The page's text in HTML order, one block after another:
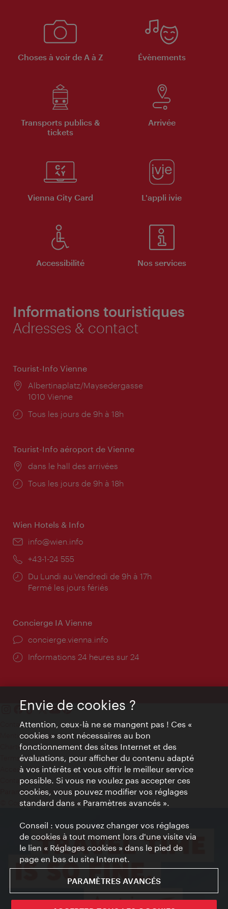
Choses à voir de A à Z Évènements
Transports publics &
tickets
Arrivée
Vienna City Card L'appli ivie
Accessibilité Nos services
Informations touristiques
Adresses & contact
Tourist-Info Vienne
Lieu:
Albertinaplatz/Maysedergasse
1010 Vienne
Horaires
Tous les jours de 9h à 18h
Tourist-Info aéroport de Vienne
Lieu:
dans le hall des arrivées
Horaires
Tous les jours de 9h à 18h
Wien Hotels & Info
E-
info@wien.info
Téléphone:
+43-1-24 555
Horaires
d'ouverture:
Du Lundi au Vendredi de 9h à 17h
Fermé les jours fériés
Concierge IA Vienne
Ort:
concierge.vienna.info
Öffnungszeiten:
Informations 24 heures sur 24
Contact
Mentions obligatoires
Charte sur le respect de la vie privée
Terms of Use
Accessibilité
Contact presse
Paramètres de cookies
© Copyright WienTourismus
Envie de cookies ?
Attention, ceux-là ne se mangent pas ! Ces «
cookies » sont nécessaires au bon
fonctionnement des sites Internet et des
évaluations, pour afficher du contenu adapté
à vos intérêts et vous offrir le meilleur service
possible. Si vous ne voulez pas accepter ces
cookies, vous pouvez modifier vos réglages
standard dans « Paramètres avancés ».
Conseil : vous pouvez changer vos réglages
de cookies à tout moment lors d'une visite via
le lien « Réglages cookies » dans le pied de
page en bas du site Internet.
PARAMÈTRES AVANCÉS